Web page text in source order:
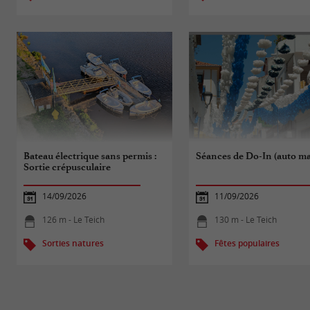
Bateau électrique sans permis :
Sortie crépusculaire
14/09/2026
126 m - Le Teich
Sorties natures
Séances de Do-In (auto
11/09/2026
130 m - Le Teich
Fêtes populaires